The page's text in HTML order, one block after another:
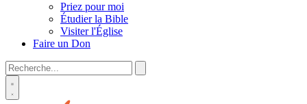
Priez pour moi
Étudier la Bible
Visiter l'Église
Faire un Don